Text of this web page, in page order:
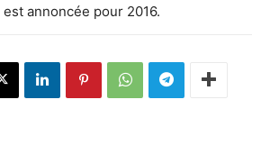
annoncée pour 2016.